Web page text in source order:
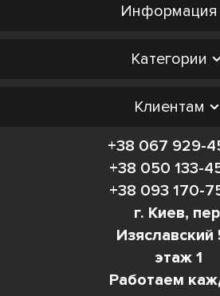
Информация
Категории
Клиентам
+38 067 929-
+38 050 133-
+38 093 170-
г. Киев,
Изяславский
этаж 1
Работаем